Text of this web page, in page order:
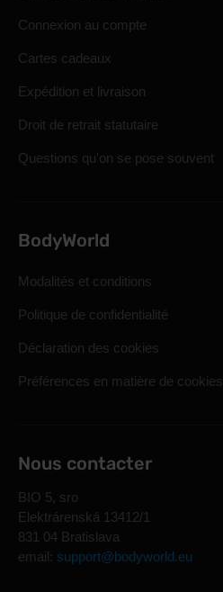
Connexion au compte
Cartes cadeaux
Expédition et livraison
Droit de retrait statutaire
Questions qu'on se pose souvent
BodyWorld
Modalités et conditions
Politique de confidentialité
Déclaration des cookies
Préférences en matière de cookies
Nous contacter
BIO 5, sro
Elektrárenská 13412/1
831 04 Bratislava
email: support@bodyworld.eu